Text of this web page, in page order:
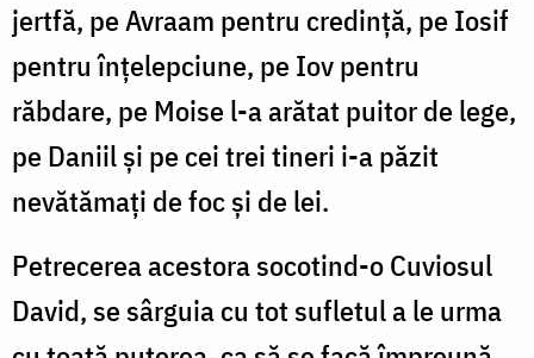
jertfă, pe Avraam pentru credință, pe Iosif
pentru înțelepciune, pe Iov pentru
răbdare, pe Moise l-a arătat puitor de lege,
pe Daniil și pe cei trei tineri i-a păzit
nevătămați de foc și de lei.
Petrecerea acestora socotind-o Cuviosul
David, se sârguia cu tot sufletul a le urma